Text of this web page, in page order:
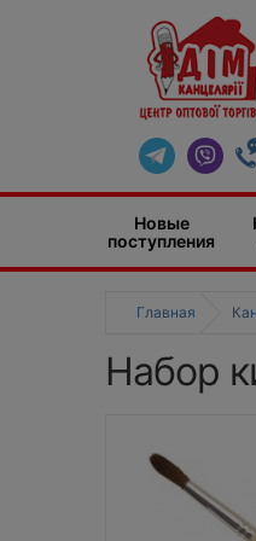
Новые
поступления
Главная
Набор